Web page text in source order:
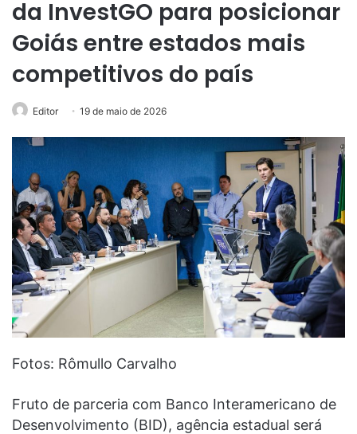
da InvestGO para posicionar
Goiás entre estados mais
competitivos do país
Editor 19 de maio de 2026
Fotos: Rômullo Carvalho
Fruto de parceria com Banco Interamericano de
Desenvolvimento (BID), agência estadual será